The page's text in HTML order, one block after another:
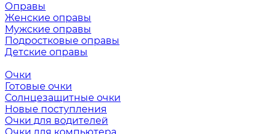
Оправы
Женские оправы
Мужские оправы
Подростковые оправы
Детские оправы
Очки
Готовые очки
Солнцезащитные очки
Новые поступления
Очки для водителей